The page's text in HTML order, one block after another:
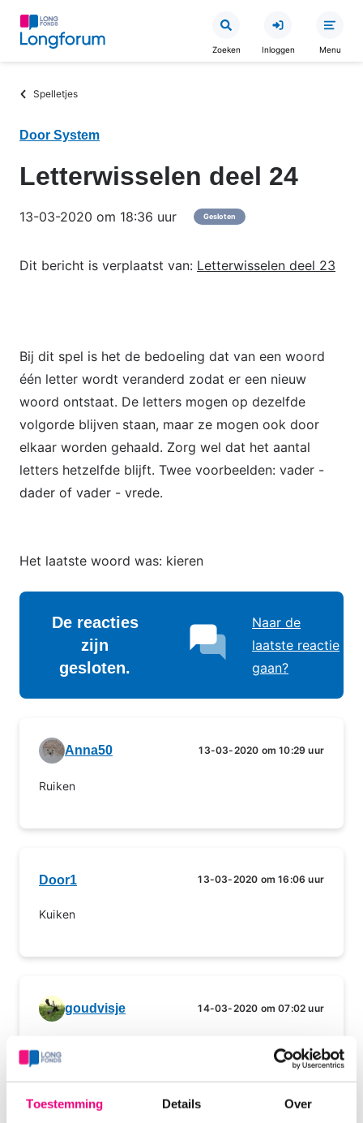
Toestemming Details Over
Overslaan
inhoud
Zoeken Inloggen Menu
Kruimelpad
Spelletjes
Door System
Letterwisselen deel 24
13-03-2020 om 18:36 uur Gesloten
Dit bericht is verplaatst van: Letterwisselen deel 23
Bij dit spel is het de bedoeling dat van een woord
één letter wordt veranderd zodat er een nieuw
woord ontstaat. De letters mogen op dezelfde
volgorde blijven staan, maar ze mogen ook door
elkaar worden gehaald. Zorg wel dat het aantal
letters hetzelfde blijft. Twee voorbeelden: vader -
dader of vader - vrede.
Het laatste woord was: kieren
De reacties
zijn
gesloten.
Naar de
laatste reactie
gaan?
Anna50 13-03-2020 om 10:29 uur
Ruiken
Door1 13-03-2020 om 16:06 uur
Kuiken
goudvisje 14-03-2020 om 07:02 uur